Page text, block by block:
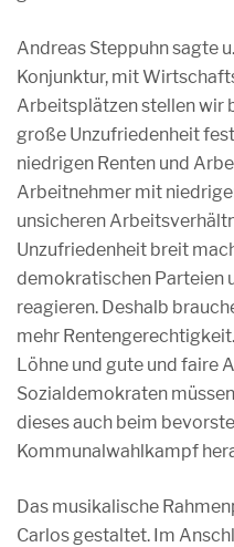
Andreas Steppuhn sagte
Konjunktur, mit
Arbeitsplätzen stellen wir
große Unzufriedenheit
niedrigen Renten und
Arbeitnehmer mit
unsicheren
Unzufriedenheit breit
demokratischen Parteien
reagieren. Deshalb
mehr
Löhne und gute und faire
Sozialdemokraten
dieses auch beim
Kommunalwahlkampf
Das musikalische
Carlos gestaltet. Im